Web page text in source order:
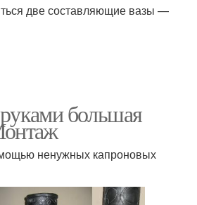
две составляющие вазы —
большая
ненужных капроновых